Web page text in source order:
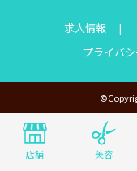
店舗 美容
求人情報
プライバ